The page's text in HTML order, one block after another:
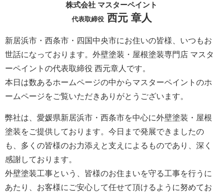
株式会社 マスターペイント
代表取締役西元 章人
新居浜市・西条市・四国中央市にお住いの皆様、いつもお
世話になっております。外壁塗装・屋根塗装専門店 マスタ
ーペイントの代表取締役 西元章人です。
本日は数あるホームページの中からマスターペイントのホ
ームページをご覧いただきありがとうございます。
弊社は、愛媛県新居浜市・西条市を中心に外壁塗装・屋根
塗装をご提供しております。今日まで発展できましたの
も、多くの皆様のお力添えと支えによるものであり、深く
感謝しております。
外壁塗装工事という、皆様のお住まいを守る工事を行うに
あたり、お客様にご安心して任せて頂けるように努めてお